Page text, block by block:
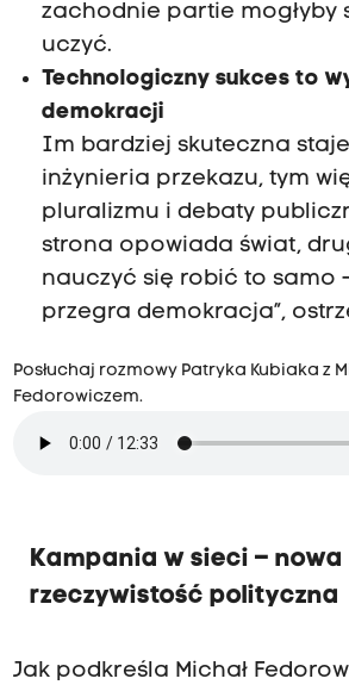
zachodnie partie mogłyby
uczyć.
Technologiczny sukces to
demokracji
Im bardziej skuteczna
inżynieria przekazu, tym
pluralizmu i debaty
strona opowiada świat,
nauczyć się robić to samo
przegra demokracja”,
Posłuchaj rozmowy Patryka Kubiaka z
Fedorowiczem.
Kampania w sieci – nowa
rzeczywistość polityczna
Jak podkreśla Michał